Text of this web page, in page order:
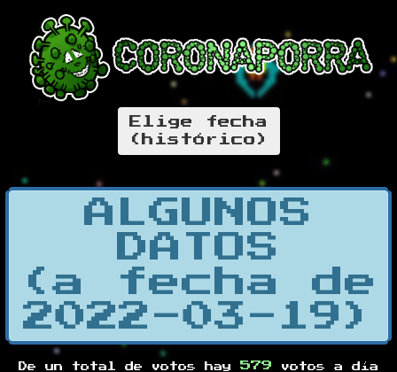
Elige fecha
(histórico)
ALGUNOS
DATOS
(a fecha de
2022-03-19)
De un total de votos hay 579 votos a día